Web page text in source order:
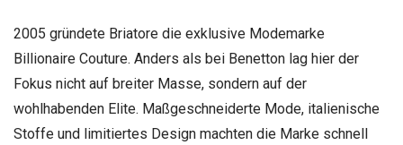
2005 gründete Briatore die exklusive Modemarke
Billionaire Couture. Anders als bei Benetton lag hier der
Fokus nicht auf breiter Masse, sondern auf der
wohlhabenden Elite. Maßgeschneiderte Mode, italienische
Stoffe und limitiertes Design machten die Marke schnell